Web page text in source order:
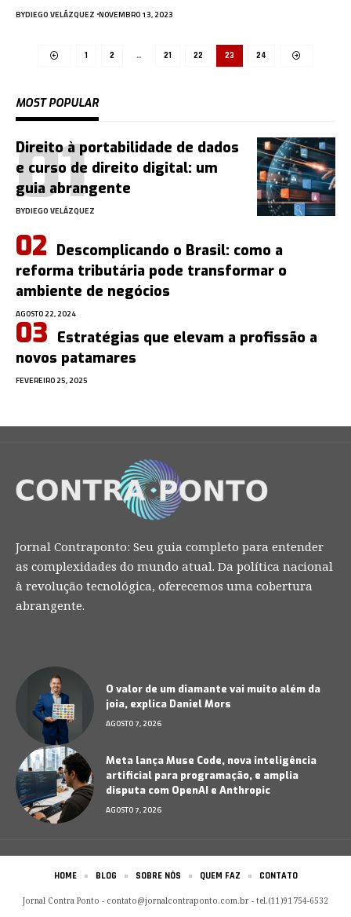
BYDIEGO VELÁZQUEZ NOVEMBRO 13, 2023
1 2 … 21 22 23 24
MOST POPULAR
Direito à portabilidade de dados
e curso de direito digital: um
guia abrangente
BYDIEGO VELÁZQUEZ
Descomplicando o Brasil: como a
reforma tributária pode transformar o
ambiente de negócios
AGOSTO 22, 2024
Estratégias que elevam a profissão a
novos patamares
FEVEREIRO 25, 2025
Jornal Contraponto: Seu guia completo para entender
as complexidades do mundo atual. Da política nacional
à revolução tecnológica, oferecemos uma cobertura
abrangente.
O valor de um diamante vai muito além da
joia, explica Daniel Mors
AGOSTO 7, 2026
Meta lança Muse Code, nova inteligência
artificial para programação, e amplia
disputa com OpenAI e Anthropic
AGOSTO 7, 2026
Jornal Contra Ponto - contato@jornalcontraponto.com.br - tel.(11)91754-6532
HOME BLOG SOBRE NÓS QUEM FAZ CONTATO